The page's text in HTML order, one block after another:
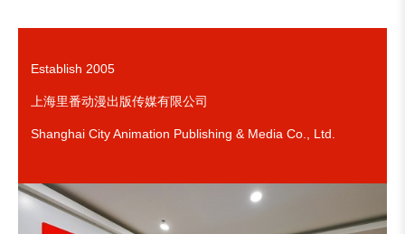
Establish 2005
上海里番动漫出版传媒有限公司
Shanghai City Animation Publishing & Media Co., Ltd.